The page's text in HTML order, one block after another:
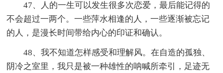
47、人的一生可以发生很多次恋爱，最后能记得的
不会超过一两个。一些萍水相逢的人，一些逐渐被忘记
的人，是漫长时间带给内心的印证和确认。
48、我不知道怎样感受和理解风。在自造的孤独、
阴冷之室里，我只是被一种雄性的呐喊所牵引，足迹无